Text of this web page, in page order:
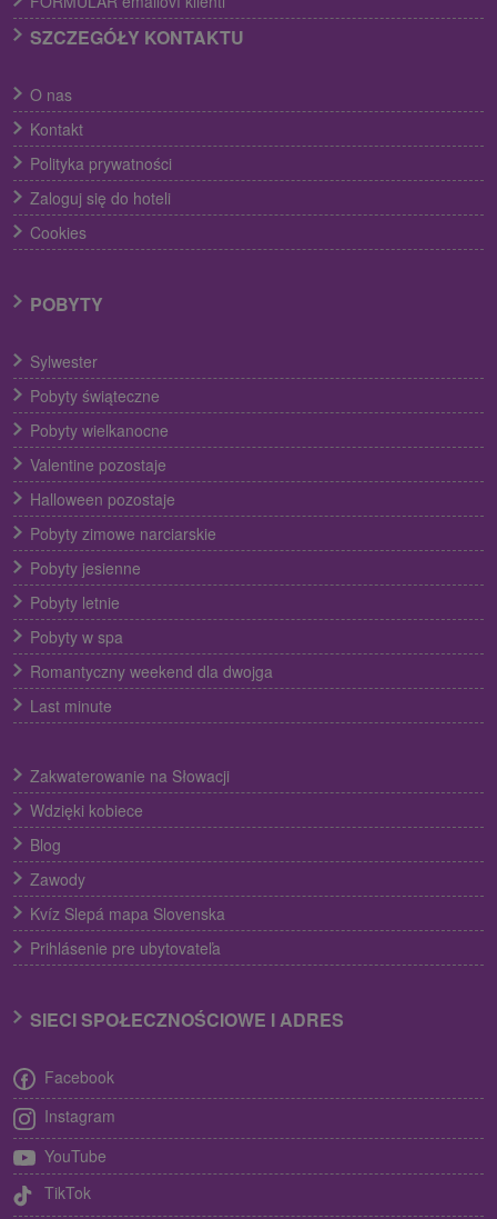
SZCZEGÓŁY KONTAKTU
O nas
Kontakt
Polityka prywatności
Zaloguj się do hoteli
Cookies
POBYTY
Sylwester
Pobyty świąteczne
Pobyty wielkanocne
Valentine pozostaje
Halloween pozostaje
Pobyty zimowe narciarskie
Pobyty jesienne
Pobyty letnie
Pobyty w spa
Romantyczny weekend dla dwojga
Last minute
Zakwaterowanie na Słowacji
Wdzięki kobiece
Blog
Zawody
Kvíz Slepá mapa Slovenska
Prihlásenie pre ubytovateľa
SIECI SPOŁECZNOŚCIOWE I ADRES
Facebook
Instagram
YouTube
TikTok